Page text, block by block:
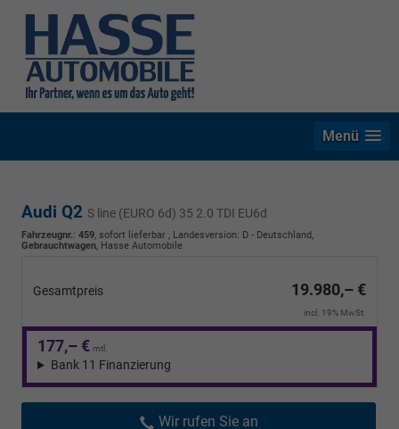
Menü
Audi Q2 S line (EURO 6d) 35 2.0 TDI EU6d
Fahrzeugnr.: 459, sofort lieferbar , Landesversion: D - Deutschland,
Gebrauchtwagen, Hasse Automobile
Gesamtpreis 19.980,– €
incl. 19% MwSt.
177,– € mtl.
Bank 11 Finanzierung
Wir rufen Sie an